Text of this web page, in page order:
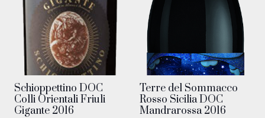
Schioppettino DOC
Colli Orientali Friuli
Gigante 2016
Terre del Sommacco
Rosso Sicilia DOC
Mandrarossa 2016